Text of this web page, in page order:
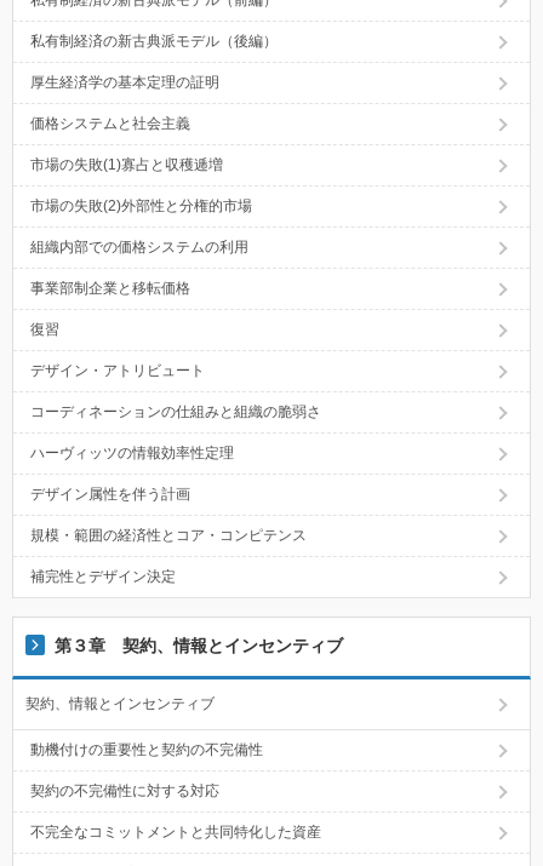
私有制経済の新古典派モデル（後編）
厚生経済学の基本定理の証明
価格システムと社会主義
市場の失敗(1)寡占と収穫逓増
市場の失敗(2)外部性と分権的市場
組織内部での価格システムの利用
事業部制企業と移転価格
復習
デザイン・アトリビュート
コーディネーションの仕組みと組織の脆弱さ
ハーヴィッツの情報効率性定理
デザイン属性を伴う計画
規模・範囲の経済性とコア・コンピテンス
補完性とデザイン決定
第３章 契約、情報とインセンティブ
契約、情報とインセンティブ
動機付けの重要性と契約の不完備性
契約の不完備性に対する対応
不完全なコミットメントと共同特化した資産